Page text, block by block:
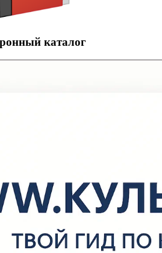
каталог